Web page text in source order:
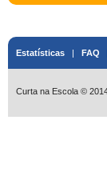
Estatísticas | FAQ
Curta na Escola ©